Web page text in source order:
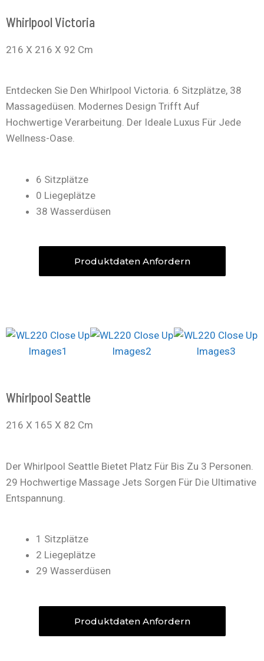
Whirlpool Victoria
216 X 216 X 92 Cm
Entdecken Sie Den Whirlpool Victoria. 6 Sitzplätze, 38
Massagedüsen. Modernes Design Trifft Auf
Hochwertige Verarbeitung. Der Ideale Luxus Für Jede
Wellness-Oase.
6 Sitzplätze
0 Liegeplätze
38 Wasserdüsen
Produktdaten Anfordern
Whirlpool Seattle
216 X 165 X 82 Cm
Der Whirlpool Seattle Bietet Platz Für Bis Zu 3 Personen.
29 Hochwertige Massage Jets Sorgen Für Die Ultimative
Entspannung.
1 Sitzplätze
2 Liegeplätze
29 Wasserdüsen
Produktdaten Anfordern